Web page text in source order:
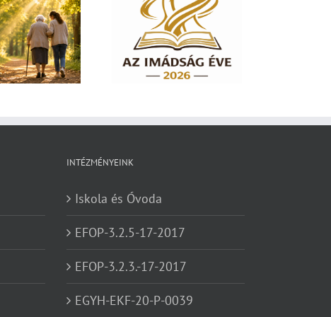
Imádság éve 2026 – El
nem hagylak téged
INTÉZMÉNYEINK
Iskola és Óvoda
EFOP-3.2.5-17-2017
EFOP-3.2.3.-17-2017
EGYH-EKF-20-P-0039